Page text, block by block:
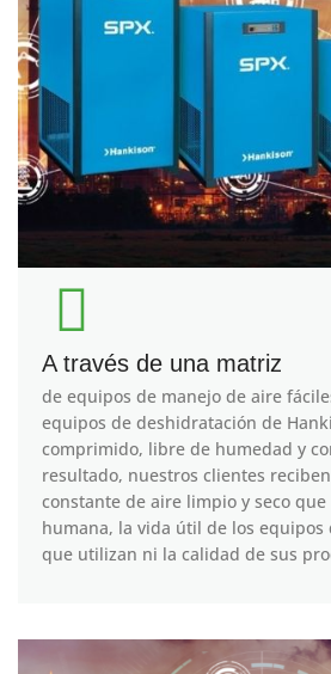
A través de una matriz
de equipos de manejo de aire
equipos de deshidratación de
comprimido, libre de humedad y
resultado, nuestros clientes
constante de aire limpio y seco
humana, la vida útil de los equipos
que utilizan ni la calidad de sus